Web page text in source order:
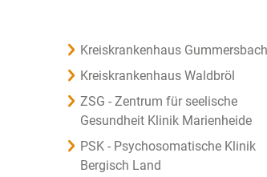
Kreiskrankenhaus Gummersbach
Kreiskrankenhaus Waldbröl
ZSG - Zentrum für seelische
Gesundheit Klinik Marienheide
PSK - Psychosomatische Klinik
Bergisch Land